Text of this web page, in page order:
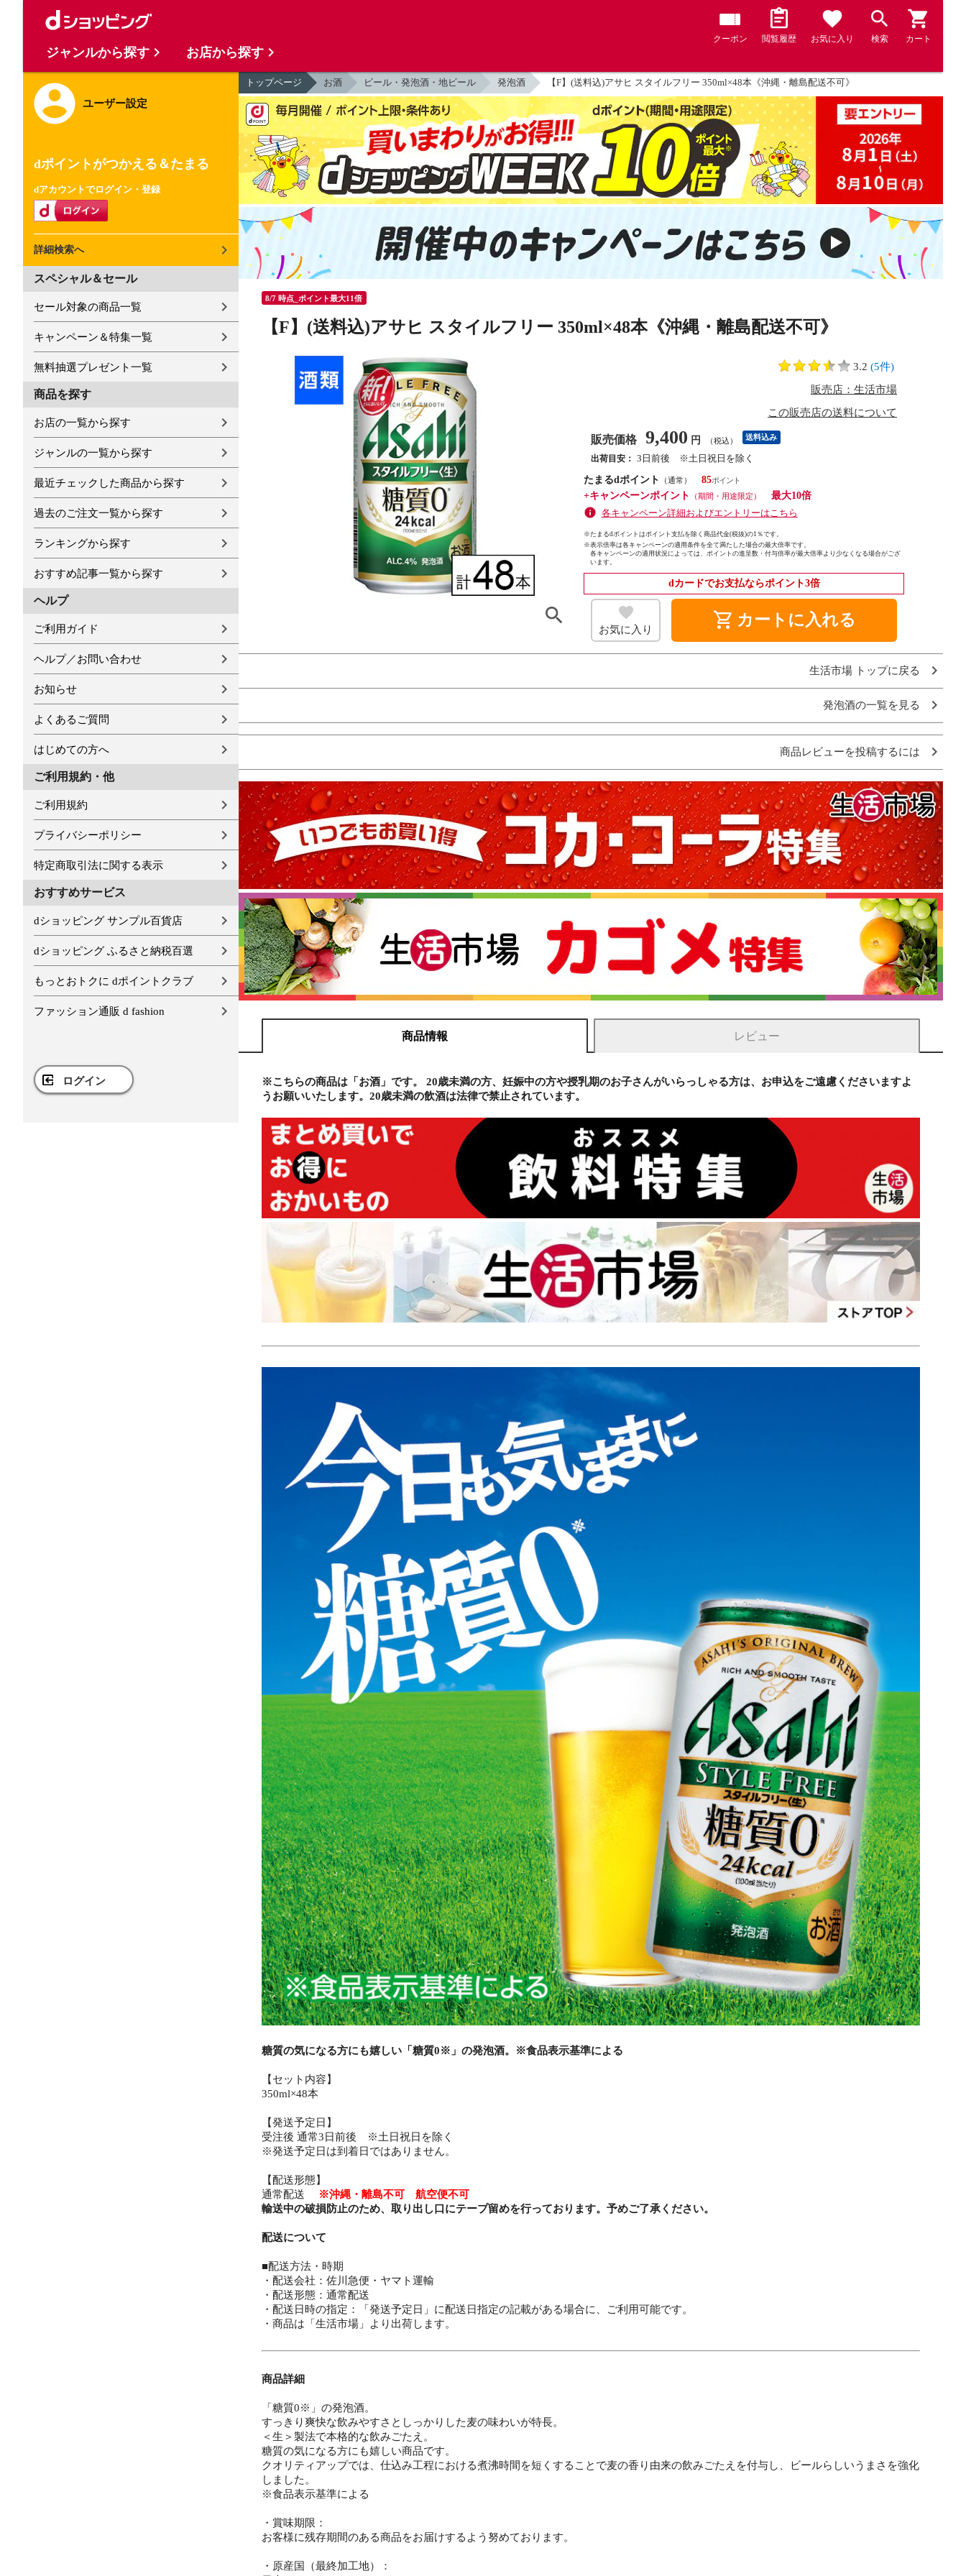
クーポン 閲覧履歴 お気に入り 検索 カート
ユーザー設定
dポイントがつかえる＆たまる
dアカウントでログイン・登録
詳細検索へ
スペシャル＆セール
セール対象の商品一覧
キャンペーン＆特集一覧
無料抽選プレゼント一覧
商品を探す
お店の一覧から探す
ジャンルの一覧から探す
最近チェックした商品から探す
過去のご注文一覧から探す
ランキングから探す
おすすめ記事一覧から探す
ヘルプ
ご利用ガイド
ヘルプ／お問い合わせ
お知らせ
よくあるご質問
はじめての方へ
ご利用規約・他
ご利用規約
プライバシーポリシー
特定商取引法に関する表示
おすすめサービス
dショッピング サンプル百貨店
dショッピング ふるさと納税百選
もっとおトクに dポイントクラブ
ファッション通販 d fashion
ログイン
トップページ お酒 ビール・発泡酒・地ビール 発泡酒 【F】(送料込)アサヒ スタイルフリー 350ml×48本《沖縄・離島配送不可》
8/7 時点_ポイント最大11倍
【F】(送料込)アサヒ スタイルフリー 350ml×48本《沖縄・離島配送不可》
3.2 (5件)
販売店：生活市場
この販売店の送料について
販売価格 9,400 円 （税込） 送料込み
出荷目安： 3日前後 ※土日祝日を除く
たまるdポイント
（通常）
85
+キャンペーンポイント
（期間・用途限定）
最大10倍
各キャンペーン詳細およびエントリーはこちら
※たまるdポイントはポイント支払を除く商品代金(税抜)の1％です。
※表示倍率は各キャンペーンの適用条件を全て満たした場合の最大倍率です。
各キャンペーンの適用状況によっては、ポイントの進呈数・付与倍率が最大倍率より少なくなる場合がござ
います。
dカードでお支払ならポイント3倍
お気に入り shopping_cart カートに入れる
生活市場 トップに戻る
発泡酒の一覧を見る
商品レビューを投稿するには
商品情報 レビュー
※こちらの商品は「お酒」です。 20歳未満の方、妊娠中の方や授乳期のお子さんがいらっしゃる方は、お申込をご遠慮くださいますよ
うお願いいたします。20歳未満の飲酒は法律で禁止されています。
糖質の気になる方にも嬉しい「糖質0※」の発泡酒。※食品表示基準による
【セット内容】
350ml×48本
【発送予定日】
受注後 通常3日前後 ※土日祝日を除く
※発送予定日は到着日ではありません。
【配送形態】
通常配送
※沖縄・離島不可 航空便不可
輸送中の破損防止のため、取り出し口にテープ留めを行っております。予めご了承ください。
配送について
■配送方法・時期
・配送会社：佐川急便・ヤマト運輸
・配送形態：通常配送
・配送日時の指定：「発送予定日」に配送日指定の記載がある場合に、ご利用可能です。
・商品は「生活市場」より出荷します。
商品詳細
「糖質0※」の発泡酒。
すっきり爽快な飲みやすさとしっかりした麦の味わいが特長。
＜生＞製法で本格的な飲みごたえ。
糖質の気になる方にも嬉しい商品です。
クオリティアップでは、仕込み工程における煮沸時間を短くすることで麦の香り由来の飲みごたえを付与し、ビールらしいうまさを強化
しました。
※食品表示基準による
・賞味期限：
お客様に残存期間のある商品をお届けするよう努めております。
・原産国（最終加工地）：
ジャンルから探す お店から探す